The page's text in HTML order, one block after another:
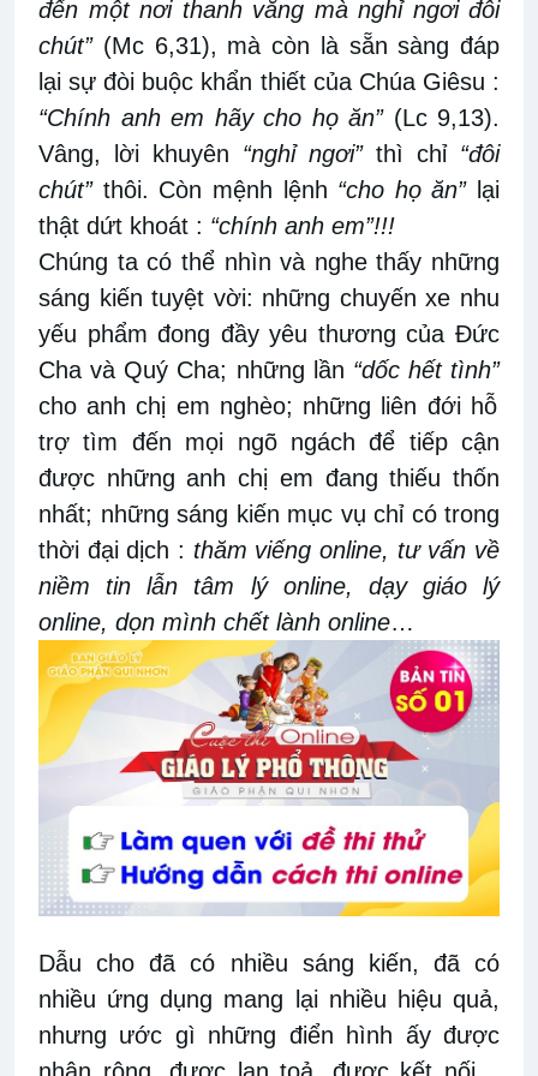
đến một nơi thanh vắng mà nghỉ ngơi đôi
chút” (Mc 6,31), mà còn là sẵn sàng đáp
lại sự đòi buộc khẩn thiết của Chúa Giêsu :
“Chính anh em hãy cho họ ăn” (Lc 9,13).
Vâng, lời khuyên “nghỉ ngơi”thì chỉ “đôi
chút”thôi. Còn mệnh lệnh “cho họ ăn”lại
thật dứt khoát : “chính anh em”!!!
Chúng ta có thể nhìn và nghe thấy những
sáng kiến tuyệt vời: những chuyến xe nhu
yếu phẩm đong đầy yêu thương của Đức
Cha và Quý Cha; những lần “dốc hết tình”
cho anh chị em nghèo; những liên đới hỗ
trợ tìm đến mọi ngõ ngách để tiếp cận
được những anh chị em đang thiếu thốn
nhất; những sáng kiến mục vụ chỉ có trong
thời đại dịch : thăm viếng online, tư vấn về
niềm tin lẫn tâm lý
online,
dạy giáo lý
online, dọn mình chết lành online…
Dẫu cho đã có nhiều sáng kiến, đã có
nhiều ứng dụng mang lại nhiều hiệu quả,
nhưng ước gì những điển hình ấy được